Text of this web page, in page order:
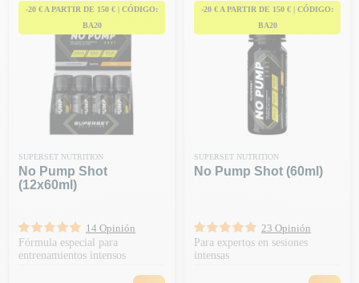
-20 € A PARTIR DE 150 € | CÓDIGO:
BA20
SUPERSET NUTRITION
No Pump Shot
(12x60ml)
14 Opinión
Fórmula especial para
entrenamientos intensos
-20 € A PARTIR DE 150 € | CÓDIGO:
BA20
SUPERSET NUTRITION
No Pump Shot (60ml)
23 Opinión
Para expertos en sesiones
intensas